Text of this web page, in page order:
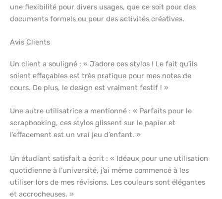
une flexibilité pour divers usages, que ce soit pour des
documents formels ou pour des activités créatives.
Avis Clients
Un client a souligné : « J’adore ces stylos ! Le fait qu’ils
soient effaçables est très pratique pour mes notes de
cours. De plus, le design est vraiment festif ! »
Une autre utilisatrice a mentionné : « Parfaits pour le
scrapbooking, ces stylos glissent sur le papier et
l’effacement est un vrai jeu d’enfant. »
Un étudiant satisfait a écrit : « Idéaux pour une utilisation
quotidienne à l’université, j’ai même commencé à les
utiliser lors de mes révisions. Les couleurs sont élégantes
et accrocheuses. »